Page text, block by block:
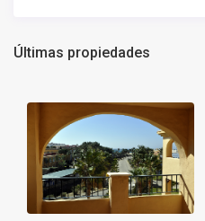
Últimas propiedades